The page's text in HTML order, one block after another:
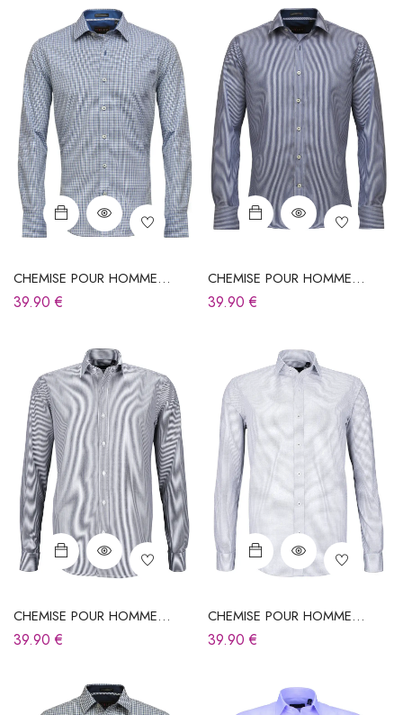
CHEMISE POUR HOMME
BLEUE À CARREAUX
39.90€
CHEMISE POUR HOMME
BLEUE FONCÉE À CARREAUX
39.90€
CHEMISE POUR HOMME
GRISE À CARREAUX
39.90€
CHEMISE POUR HOMME
GRISE À CARREAUX
39.90€